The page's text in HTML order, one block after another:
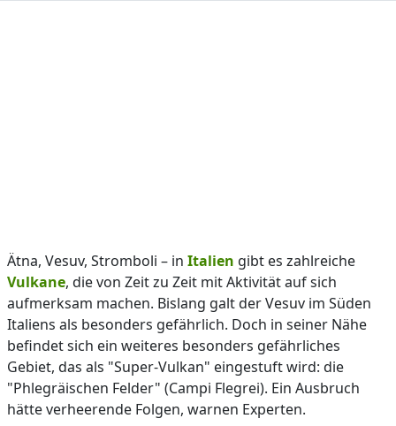
Ätna, Vesuv, Stromboli – in Italien gibt es zahlreiche
Vulkane, die von Zeit zu Zeit mit Aktivität auf sich
aufmerksam machen. Bislang galt der Vesuv im Süden
Italiens als besonders gefährlich. Doch in seiner Nähe
befindet sich ein weiteres besonders gefährliches
Gebiet, das als "Super-Vulkan" eingestuft wird: die
"Phlegräischen Felder" (Campi Flegrei). Ein Ausbruch
hätte verheerende Folgen, warnen Experten.